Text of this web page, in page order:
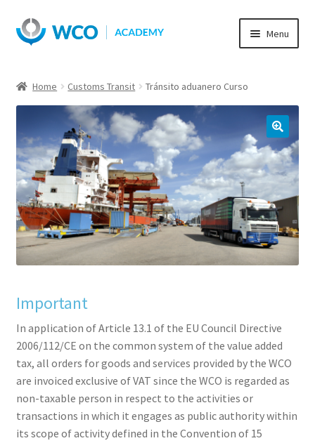
Skip
to
Skip
to
Menu
Home Customs Transit Tránsito aduanero Curso
Important
In application of Article 13.1 of the EU Council Directive
2006/112/CE on the common system of the value added
tax, all orders for goods and services provided by the WCO
are invoiced exclusive of VAT since the WCO is regarded as
non-taxable person in respect to the activities or
transactions in which it engages as public authority within
its scope of activity defined in the Convention of 15